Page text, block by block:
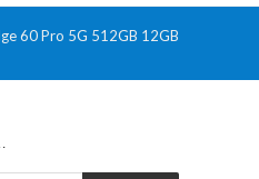
BÚSQUEDA
60 Pro 5G 512GB 12GB